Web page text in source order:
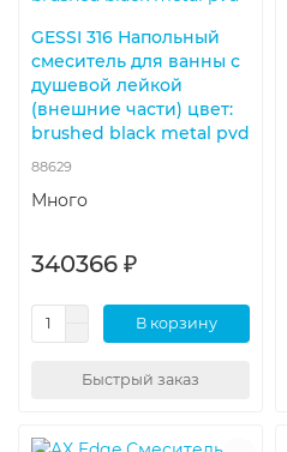
GESSI 316 Напольный
смеситель для ванны с
душевой лейкой
(внешние части) цвет:
brushed black metal pvd
88629
Много
340366 ₽
В корзину
Быстрый заказ